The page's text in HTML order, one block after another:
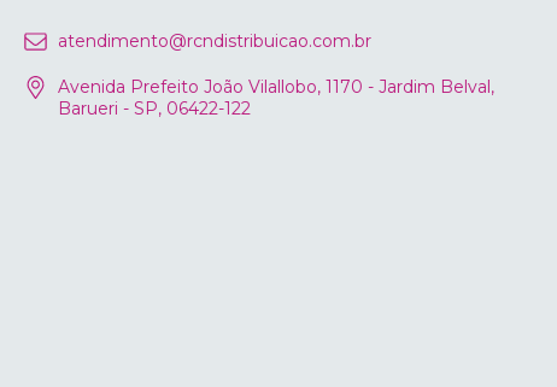
atendimento@rcndistribuicao.com.br
Avenida Prefeito João Vilallobo, 1170 - Jardim Belval,
Barueri - SP, 06422-122